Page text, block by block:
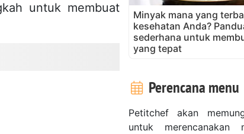
untuk membuat
Minyak mana yang
kesehatan Anda?
sederhana untuk
yang tepat
Perencana menu
Petitchef akan
untuk merencanakan